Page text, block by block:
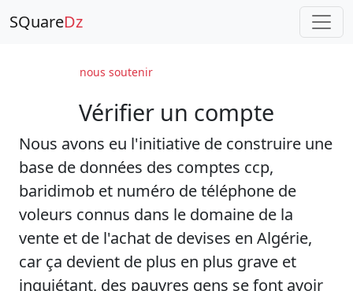
SQuareDz
nous soutenir
Vérifier un compte
Nous avons eu l'initiative de construire une
base de données des comptes ccp,
baridimob et numéro de téléphone de
voleurs connus dans le domaine de la
vente et de l'achat de devises en Algérie,
car ça devient de plus en plus grave et
inquiétant, des pauvres gens se font avoir